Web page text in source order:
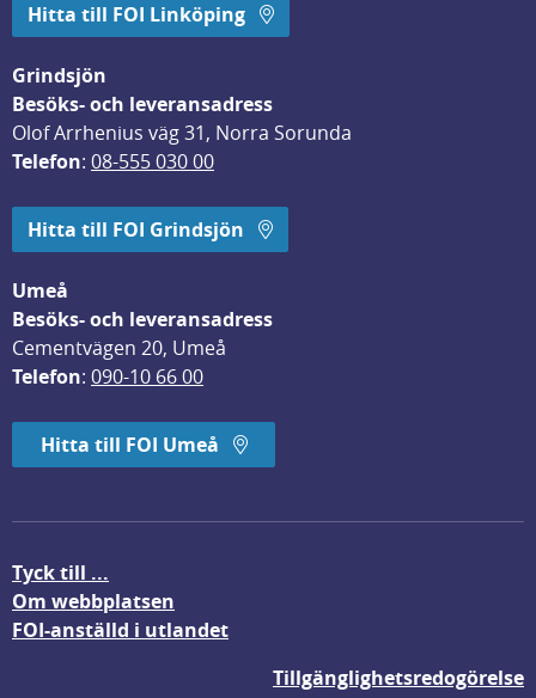
Hitta till FOI Linköping
Grindsjön
Besöks- och leveransadress
Olof Arrhenius väg 31, Norra Sorunda
Telefon: 08-555 030 00
Hitta till FOI Grindsjön
Umeå
Besöks- och leveransadress
Cementvägen 20, Umeå
Telefon: 090-10 66 00
Hitta till FOI Umeå
Tyck till ...
Om webbplatsen
FOI-anställd i utlandet
Tillgänglighetsredogörelse